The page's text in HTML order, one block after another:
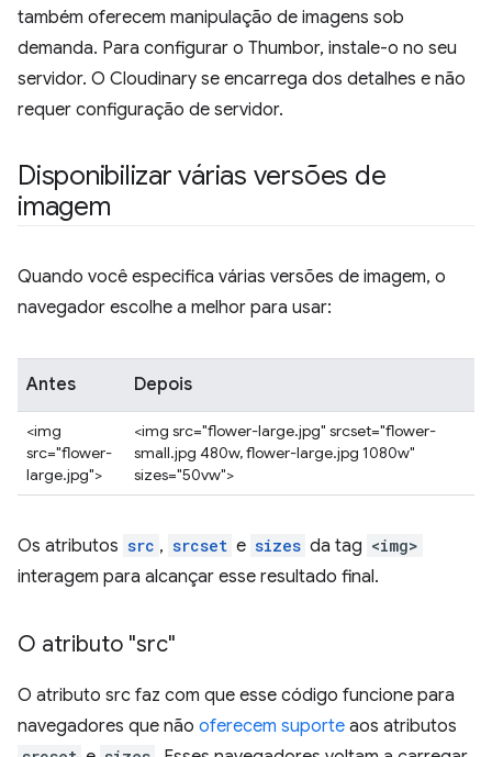
também oferecem manipulação de imagens sob
demanda. Para configurar o Thumbor, instale-o no seu
servidor. O Cloudinary se encarrega dos detalhes e não
requer configuração de servidor.
Disponibilizar várias versões de
imagem
Quando você especifica várias versões de imagem, o
navegador escolhe a melhor para usar:
Antes Depois
<img
src="flower-
large.jpg">
<img src="flower-large.jpg" srcset="flower-
small.jpg 480w, flower-large.jpg 1080w"
sizes="50vw">
Os atributos src , srcset e sizes da tag <img>
interagem para alcançar esse resultado final.
O atributo "src"
O atributo src faz com que esse código funcione para
navegadores que não oferecem suporte aos atributos